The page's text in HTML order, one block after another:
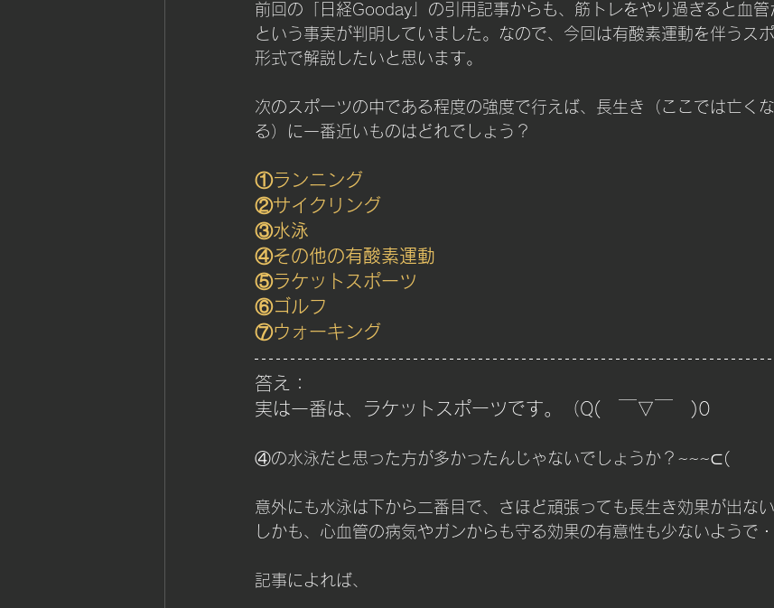
前回の「日経Gooday」の引用記事からも、筋トレをやり過ぎると血管
という事実が判明していました。なので、今回は有酸素運動を伴うス
形式で解説したいと思います。
次のスポーツの中である程度の強度で行えば、長生き（ここでは亡く
る）に一番近いものはどれでしょう？
①ランニング
②サイクリング
③水泳
④その他の有酸素運動
⑤ラケットスポーツ
⑥ゴルフ
⑦ウォーキング
答え：
実は一番は、ラケットスポーツです。（Q(　￣▽￣　)0
④の水泳だと思った方が多かったんじゃないでしょうか？~~~⊂(　　
意外にも水泳は下から二番目で、さほど頑張っても長生き効果が出ない
しかも、心血管の病気やガンからも守る効果の有意性も少ないようで・
記事によれば、